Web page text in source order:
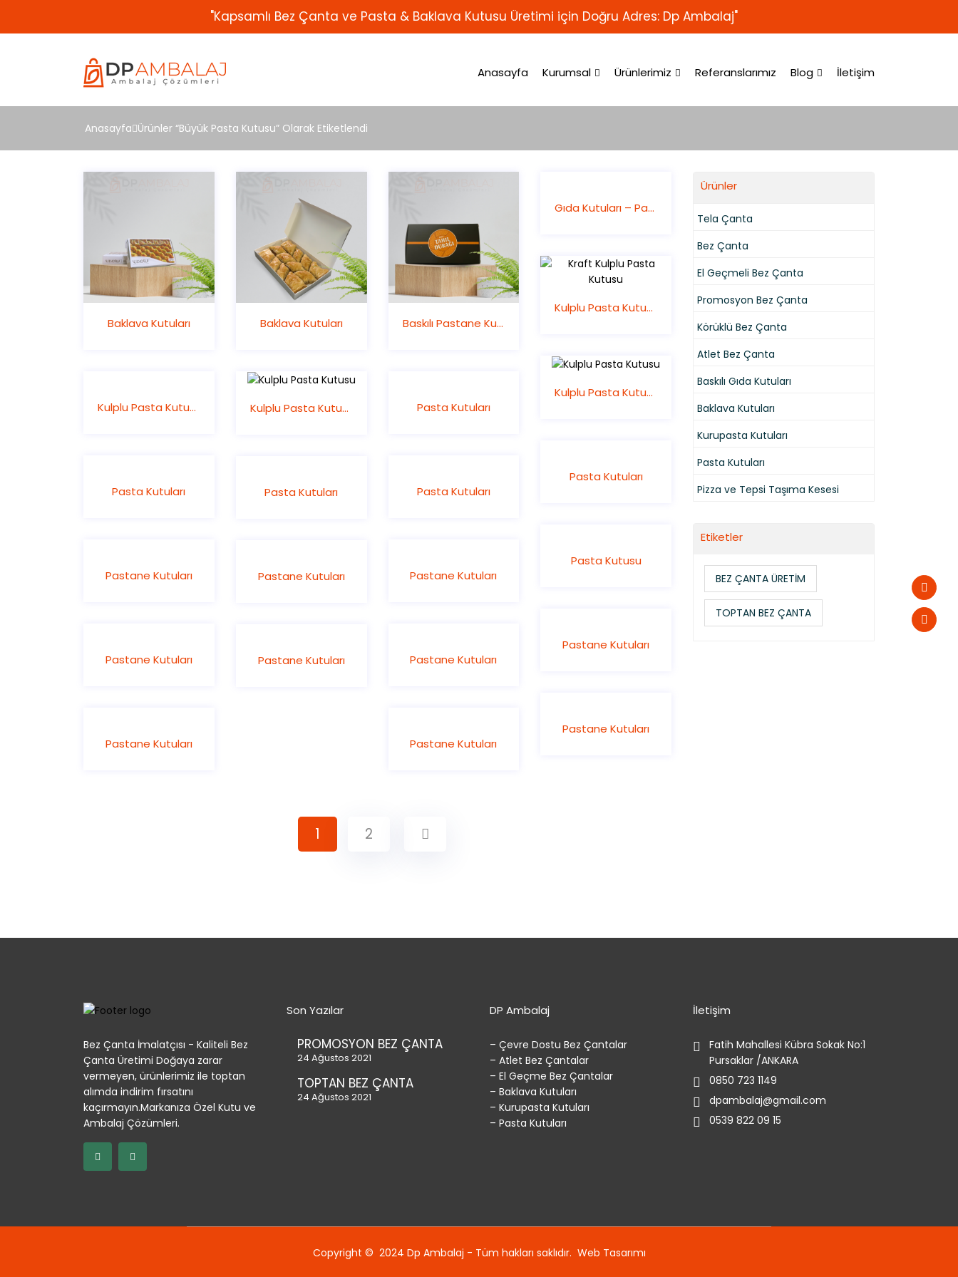
"Kapsamlı Bez Çanta ve Pasta & Baklava Kutusu Üretimi için Doğru Adres: Dp Ambalaj"
Anasayfa Kurumsal Ürünlerimiz Referanslarımız Blog İletişim
Anasayfa Ürünler “Büyük Pasta Kutusu” Olarak Etiketlendi
Baklava Kutuları Baklava Kutuları Baskılı Pastane Kutusu
Gıda Kutuları – Pastane
Kulplu Pasta Kutusu
Kulplu Pasta Kutusu
Kulplu Pasta Kutusu
Kulplu Pasta Kutusu Pasta Kutuları
Pasta Kutuları
Pasta Kutuları
Pasta Kutuları
Pasta Kutuları
Pasta Kutusu
Pastane Kutuları
Pastane Kutuları
Pastane Kutuları
Pastane Kutuları
Pastane Kutuları
Pastane Kutuları
Pastane Kutuları
Pastane Kutuları
Pastane Kutuları
Pastane Kutuları
1 2
Ürünler
Tela Çanta
Bez Çanta
El Geçmeli Bez Çanta
Promosyon Bez Çanta
Körüklü Bez Çanta
Atlet Bez Çanta
Baskılı Gıda Kutuları
Baklava Kutuları
Kurupasta Kutuları
Pasta Kutuları
Pizza ve Tepsi Taşıma Kesesi
Etiketler
BEZ ÇANTA ÜRETİM
TOPTAN BEZ ÇANTA
Bez Çanta İmalatçısı - Kaliteli Bez
Çanta Üretimi Doğaya zarar
vermeyen, ürünlerimiz ile toptan
alımda indirim fırsatını
kaçırmayın.Markanıza Özel Kutu ve
Ambalaj Çözümleri.
Son Yazılar
PROMOSYON BEZ ÇANTA
24 Ağustos 2021
TOPTAN BEZ ÇANTA
24 Ağustos 2021
DP Ambalaj
– Çevre Dostu Bez Çantalar
– Atlet Bez Çantalar
– El Geçme Bez Çantalar
– Baklava Kutuları
– Kurupasta Kutuları
– Pasta Kutuları
İletişim
Fatih Mahallesi Kübra Sokak No:1
Pursaklar /ANKARA
0850 723 1149
dpambalaj@gmail.com
0539 822 09 15
Copyright © 2024 Dp Ambalaj - Tüm hakları saklıdır. Web Tasarımı